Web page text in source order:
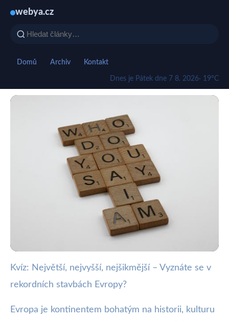
webya.cz
Domů Archiv Kontakt
Dnes je Pátek dne 7 8. 2026· 19°C
webya.cz
Otestujte své znalosti: Znáte
rekordní stavby Evropy?
Kvíz: Největší, nejvyšší, nejšikmější – Vyznáte se v
rekordních stavbách Evropy?
Evropa je kontinentem bohatým na historii, kulturu